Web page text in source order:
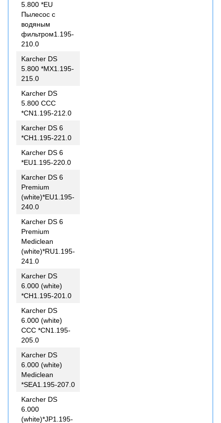
5.800 *EU
Пылесос с
водяным
фильтром1.195-
210.0
Karcher DS
5.800 *MX1.195-
215.0
Karcher DS
5.800 CCC
*CN1.195-212.0
Karcher DS 6
*CH1.195-221.0
Karcher DS 6
*EU1.195-220.0
Karcher DS 6
Premium
(white)*EU1.195-
240.0
Karcher DS 6
Premium
Mediclean
(white)*RU1.195-
241.0
Karcher DS
6.000 (white)
*CH1.195-201.0
Karcher DS
6.000 (white)
CCC *CN1.195-
205.0
Karcher DS
6.000 (white)
Mediclean
*SEA1.195-207.0
Karcher DS
6.000
(white)*JP1.195-